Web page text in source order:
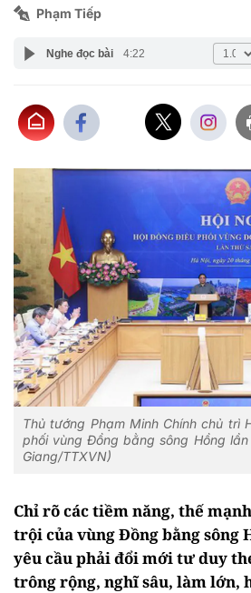
Phạm Tiếp
Nghe đọc bài 4:22
Thủ tướng Phạm Minh Chính chủ trì
phối vùng Đồng bằng sông Hồng
Giang/TTXVN)
Chỉ rõ các tiềm năng, thế
trội của vùng Đồng bằng sông
yêu cầu phải đổi mới tư duy
trông rộng, nghĩ sâu, làm lớn,